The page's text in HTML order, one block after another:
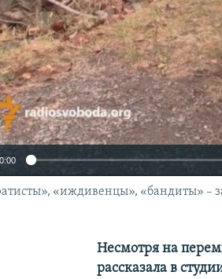
0:00
«иждивенцы», «бандиты» –
Несмотря на
рассказала в